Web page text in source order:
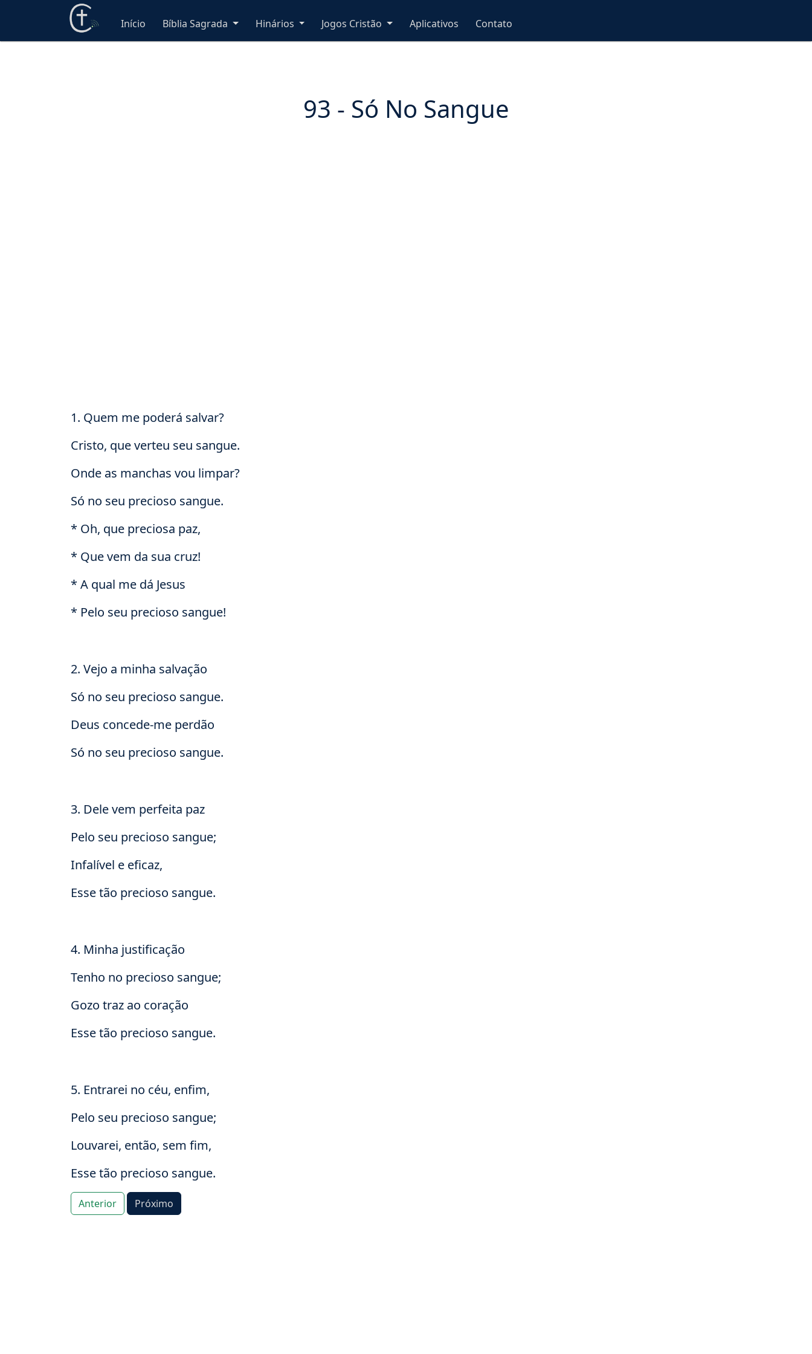
Início Bíblia Sagrada Hinários Jogos Cristão Aplicativos Contato
93 - Só No Sangue
1. Quem me poderá salvar?
Cristo, que verteu seu sangue.
Onde as manchas vou limpar?
Só no seu precioso sangue.
* Oh, que preciosa paz,
* Que vem da sua cruz!
* A qual me dá Jesus
* Pelo seu precioso sangue!
2. Vejo a minha salvação
Só no seu precioso sangue.
Deus concede-me perdão
Só no seu precioso sangue.
3. Dele vem perfeita paz
Pelo seu precioso sangue;
Infalível e eficaz,
Esse tão precioso sangue.
4. Minha justificação
Tenho no precioso sangue;
Gozo traz ao coração
Esse tão precioso sangue.
5. Entrarei no céu, enfim,
Pelo seu precioso sangue;
Louvarei, então, sem fim,
Esse tão precioso sangue.
Anterior Próximo